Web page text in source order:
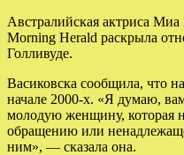
Австралийская актриса Миа
Morning Herald раскрыла
Голливуде.
Васиковска сообщила, что
начале 2000-х. «Я думаю,
молодую женщину, которая
обращению или
ним», — сказала она.